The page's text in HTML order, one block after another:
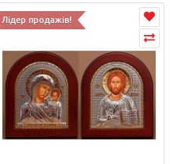
Лідер продажів!